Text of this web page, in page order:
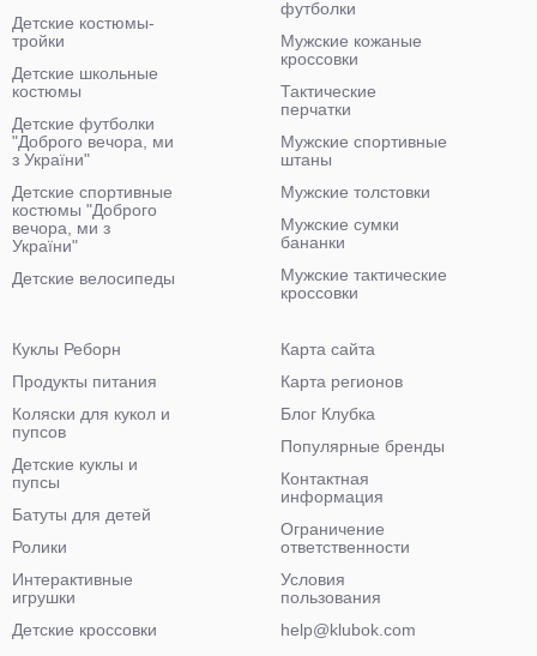
Детские костюмы-
тройки
Детские школьные
костюмы
Детские футболки
"Доброго вечора, ми
з України"
Детские спортивные
костюмы "Доброго
вечора, ми з
України"
Детские велосипеды
футболки
Мужские кожаные
кроссовки
Тактические
перчатки
Мужские спортивные
штаны
Мужские толстовки
Мужские сумки
бананки
Мужские тактические
кроссовки
Куклы Реборн
Продукты питания
Коляски для кукол и
пупсов
Детские куклы и
пупсы
Батуты для детей
Ролики
Интерактивные
игрушки
Детские кроссовки
Карта сайта
Карта регионов
Блог Клубка
Популярные бренды
Контактная
информация
Ограничение
ответственности
Условия
пользования
help@klubok.com